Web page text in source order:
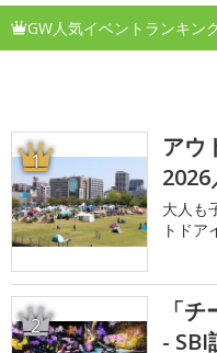
GW人気イベントランキン
1
アウ
大人も
トドア
2
「
-